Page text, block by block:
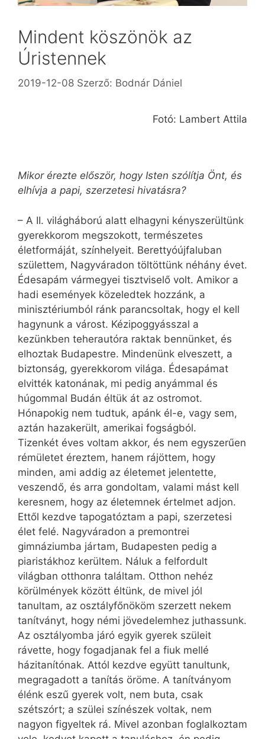
Mindent köszönök az
Úristennek
2019-12-08 Szerző: Bodnár Dániel
Fotó: Lambert Attila
Mikor érezte először, hogy Isten szólítja Önt, és
elhívja a papi, szerzetesi hivatásra?
– A II. világháború alatt elhagyni kényszerültünk
gyerekkorom megszokott, természetes
életformáját, színhelyeit. Berettyóújfaluban
születtem, Nagyváradon töltöttünk néhány évet.
Édesapám vármegyei tisztviselő volt. Amikor a
hadi események közeledtek hozzánk, a
minisztériumból ránk parancsoltak, hogy el kell
hagynunk a várost. Kézipoggyásszal a
kezünkben teherautóra raktak bennünket, és
elhoztak Budapestre. Mindenünk elveszett, a
biztonság, gyerekkorom világa. Édesapámat
elvitték katonának, mi pedig anyámmal és
húgommal Budán éltük át az ostromot.
Hónapokig nem tudtuk, apánk él-e, vagy sem,
aztán hazakerült, amerikai fogságból.
Tizenkét éves voltam akkor, és nem egyszerűen
rémületet éreztem, hanem rájöttem, hogy
minden, ami addig az életemet jelentette,
veszendő, és arra gondoltam, valami mást kell
keresnem, hogy az életemnek értelmet adjon.
Ettől kezdve tapogatóztam a papi, szerzetesi
élet felé. Nagyváradon a premontrei
gimnáziumba jártam, Budapesten pedig a
piaristákhoz kerültem. Náluk a felfordult
világban otthonra találtam. Otthon nehéz
körülmények között éltünk, de mivel jól
tanultam, az osztályfőnököm szerzett nekem
tanítványt, hogy némi jövedelemhez juthassunk.
Az osztályomba járó egyik gyerek szüleit
rávette, hogy fogadjanak fel a fiuk mellé
házitanítónak. Attól kezdve együtt tanultunk,
megragadott a tanítás öröme. A tanítványom
élénk eszű gyerek volt, nem buta, csak
szétszórt; a szülei színészek voltak, nem
nagyon figyeltek rá. Mivel azonban foglalkoztam